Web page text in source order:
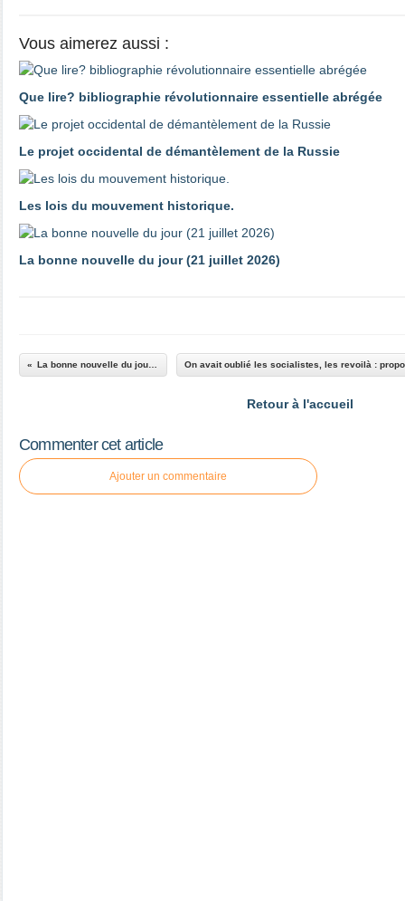
Vous aimerez aussi :
Que lire? bibliographie révolutionnaire essentielle abrégée
Le projet occidental de démantèlement de la Russie
Les lois du mouvement historique.
La bonne nouvelle du jour (21 juillet 2026)
Retour à l'accueil
Commenter cet article
Ajouter un commentaire